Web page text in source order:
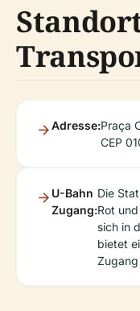
Adresse:Praça
CEP
U-Bahn
Zugang:
Die
Rot
sich in
bietet